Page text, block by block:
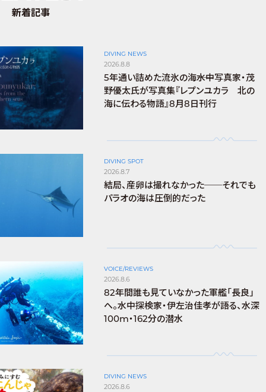
新着記事
DIVING NEWS
2026.8.8
5年通い詰めた流氷の海――水中写真家・茂
野優太氏が写真集『レプンユカラ 北の
海に伝わる物語』8月8日刊行
DIVING SPOT
2026.8.7
結局、産卵は撮れなかった──それでも
パラオの海は圧倒的だった
VOICE/REVIEWS
2026.8.6
82年間誰も見ていなかった軍艦「長良」
へ。水中探検家・伊左治佳孝が語る、水深
100m・162分の潜水
DIVING NEWS
2026.8.6